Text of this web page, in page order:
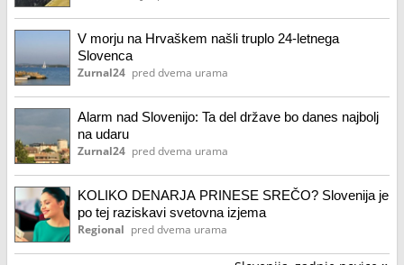
V morju na Hrvaškem našli truplo 24-letnega
Slovenca
Zurnal24 pred dvema urama
Alarm nad Slovenijo: Ta del države bo danes najbolj
na udaru
Zurnal24 pred dvema urama
KOLIKO DENARJA PRINESE SREČO? Slovenija je
po tej raziskavi svetovna izjema
Regional pred dvema urama